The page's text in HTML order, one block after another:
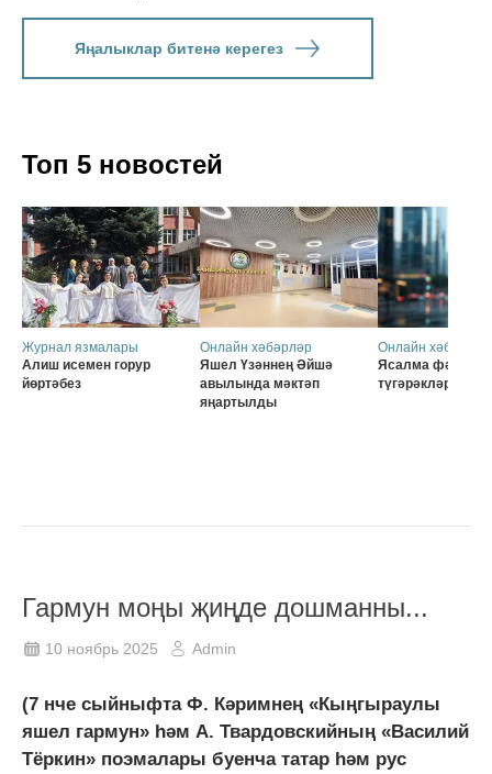
Яңалыклар битенә керегез
Топ 5 новостей
Журнал язмалары
Алиш исемен горур
йөртәбез
Онлайн хәбәрләр
Яшел Үзәннең Әйшә
авылында мәктәп
яңартылды
Онлайн хәбәрләр
Ясалма фәһем
түгәрәкләр
Гармун моңы җиңде дошманны...
10 ноябрь 2025 Admin
(7 нче сыйныфта Ф. Кәримнең «Кыңгыраулы
яшел гармун» һәм А. Твардовскийның «Василий
Тёркин» поэмалары буенча татар һәм рус